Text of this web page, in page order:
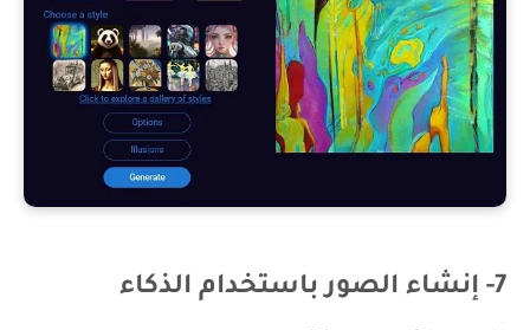
7- إنشاء الصور باستخدام الذكاء